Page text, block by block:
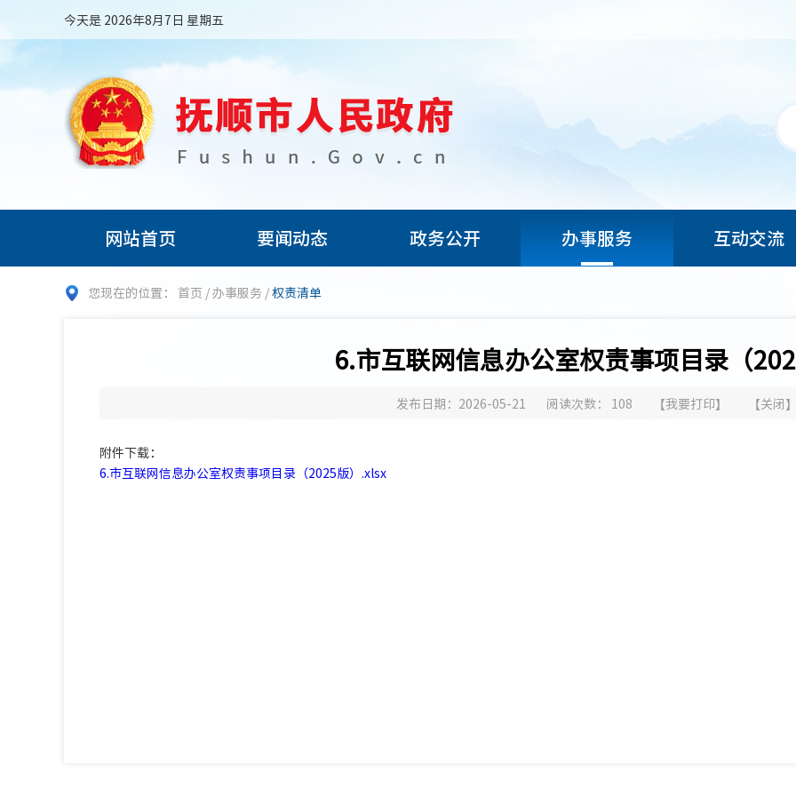
今天是 2026年8月7日 星期五
网站首页 要闻动态 政务公开 办事服务 互动交流
您现在的位置： 首页 /办事服务 /权责清单
6.市互联网信息办公室权责事项目录（
发布日期：2026-05-21 阅读次数： 108 【我要打印】 【关闭
附件下载：
6.市互联网信息办公室权责事项目录（2025版）.xlsx